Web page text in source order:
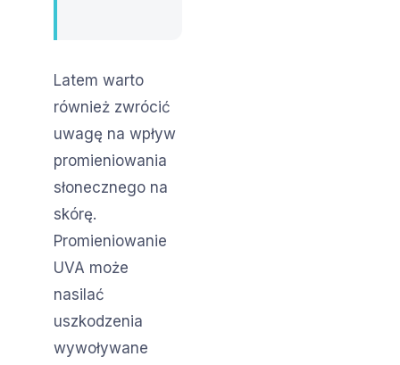
Latem warto
również zwrócić
uwagę na wpływ
promieniowania
słonecznego na
skórę.
Promieniowanie
UVA może
nasilać
uszkodzenia
wywoływane